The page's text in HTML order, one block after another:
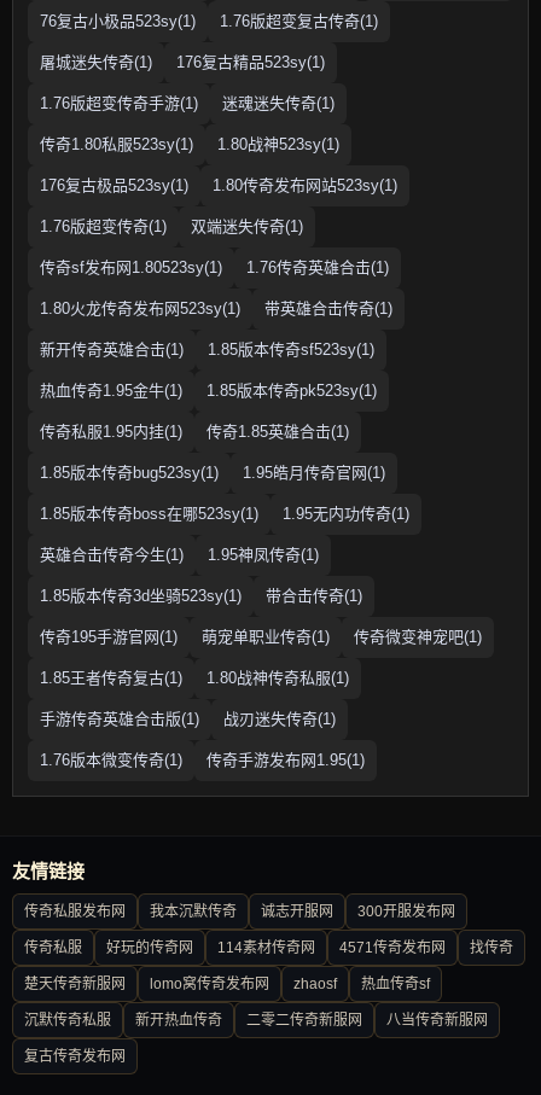
76复古小极品523sy(1) 1.76版超变复古传奇(1)
屠城迷失传奇(1) 176复古精品523sy(1)
1.76版超变传奇手游(1) 迷魂迷失传奇(1)
传奇1.80私服523sy(1) 1.80战神523sy(1)
176复古极品523sy(1) 1.80传奇发布网站523sy(1)
1.76版超变传奇(1) 双端迷失传奇(1)
传奇sf发布网1.80523sy(1) 1.76传奇英雄合击(1)
1.80火龙传奇发布网523sy(1) 带英雄合击传奇(1)
新开传奇英雄合击(1) 1.85版本传奇sf523sy(1)
热血传奇1.95金牛(1) 1.85版本传奇pk523sy(1)
传奇私服1.95内挂(1) 传奇1.85英雄合击(1)
1.85版本传奇bug523sy(1) 1.95皓月传奇官网(1)
1.85版本传奇boss在哪523sy(1) 1.95无内功传奇(1)
英雄合击传奇今生(1) 1.95神凤传奇(1)
1.85版本传奇3d坐骑523sy(1) 带合击传奇(1)
传奇195手游官网(1) 萌宠单职业传奇(1) 传奇微变神宠吧(1)
1.85王者传奇复古(1) 1.80战神传奇私服(1)
手游传奇英雄合击版(1) 战刃迷失传奇(1)
1.76版本微变传奇(1) 传奇手游发布网1.95(1)
友情链接
传奇私服发布网 我本沉默传奇 诚志开服网 300开服发布网
传奇私服 好玩的传奇网 114素材传奇网 4571传奇发布网 找传奇
楚天传奇新服网 lomo窝传奇发布网 zhaosf 热血传奇sf
沉默传奇私服 新开热血传奇 二零二传奇新服网 八当传奇新服网
复古传奇发布网